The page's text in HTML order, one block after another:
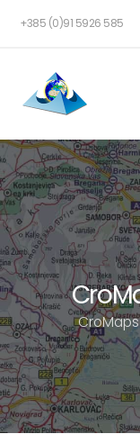
+385 (0)91 5926 585